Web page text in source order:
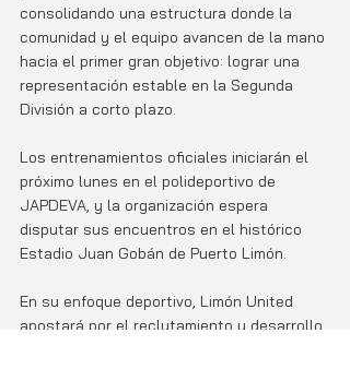
consolidando una estructura donde la
comunidad y el equipo avancen de la mano
hacia el primer gran objetivo: lograr una
representación estable en la Segunda
División a corto plazo.
Los entrenamientos oficiales iniciarán el
próximo lunes en el polideportivo de
JAPDEVA, y la organización espera
disputar sus encuentros en el histórico
Estadio Juan Gobán de Puerto Limón.
En su enfoque deportivo, Limón United
apostará por el reclutamiento y desarrollo